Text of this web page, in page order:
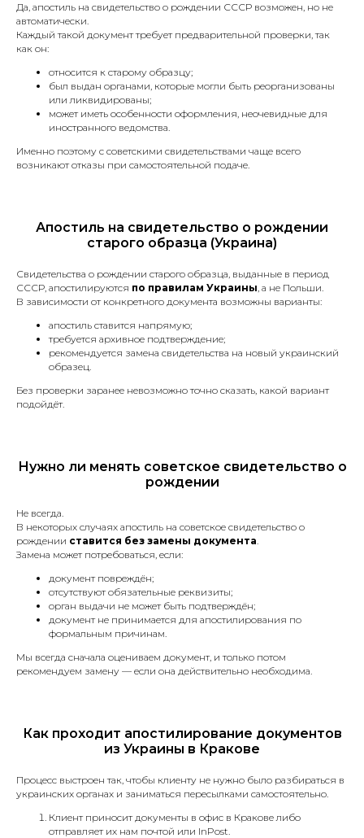
Да, апостиль на свидетельство о рождении СССР возможен, но не
автоматически.
Каждый такой документ требует предварительной проверки, так
как он:
относится к старому образцу;
был выдан органами, которые могли быть реорганизованы
или ликвидированы;
может иметь особенности оформления, неочевидные для
иностранного ведомства.
Именно поэтому с советскими свидетельствами чаще всего
возникают отказы при самостоятельной подаче.
Апостиль на свидетельство о рождении
старого образца (Украина)
Свидетельства о рождении старого образца, выданные в период
СССР, апостилируются по правилам Украины, а не Польши.
В зависимости от конкретного документа возможны варианты:
апостиль ставится напрямую;
требуется архивное подтверждение;
рекомендуется замена свидетельства на новый украинский
образец.
Без проверки заранее невозможно точно сказать, какой вариант
подойдёт.
Нужно ли менять советское свидетельство о
рождении
Не всегда.
В некоторых случаях апостиль на советское свидетельство о
рождении ставится без замены документа.
Замена может потребоваться, если:
документ повреждён;
отсутствуют обязательные реквизиты;
орган выдачи не может быть подтверждён;
документ не принимается для апостилирования по
формальным причинам.
Мы всегда сначала оцениваем документ, и только потом
рекомендуем замену — если она действительно необходима.
Как проходит апостилирование документов
из Украины в Кракове
Процесс выстроен так, чтобы клиенту не нужно было разбираться в
украинских органах и заниматься пересылками самостоятельно.
Клиент приносит документы в офис в Кракове либо
отправляет их нам почтой или InPost.
Апостиль
Сделаем справку о несудимости в
Польше или Украине, без личного
Паспорт или иной документ,
удостоверяющий личность.
браке, разводе, смерти).
Водительские права.
Документы на автомобиль
(техпаспорт, договоры купли-
продажи).
Дипломы и аттестаты.
Доверенности.
и заявления.
Трудовая книжка.
Медицинские справки
и заключения.
Банковские выписки, отчёты
и справки.
Лицензии и сертификаты.
Документы, необходимые для
подачи в миграционный отдел
(для получения вида
на жительство, разрешения
Услуга по легализации документов
для их использования за границей.
*Срочный перевод +30%
к стоимости